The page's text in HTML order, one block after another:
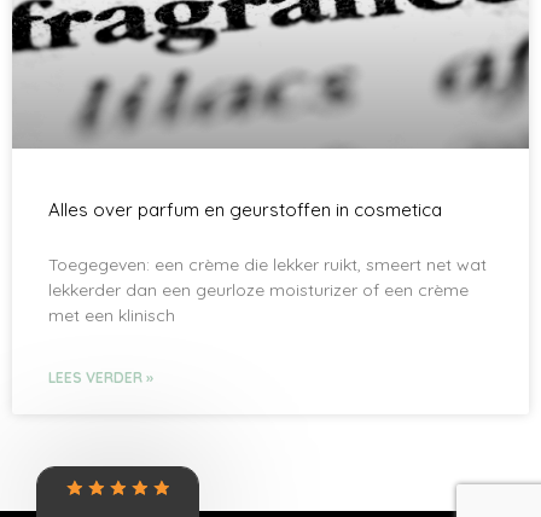
Alles over parfum en geurstoffen in cosmetica
Toegegeven: een crème die lekker ruikt, smeert net wat
lekkerder dan een geurloze moisturizer of een crème
met een klinisch
LEES VERDER »